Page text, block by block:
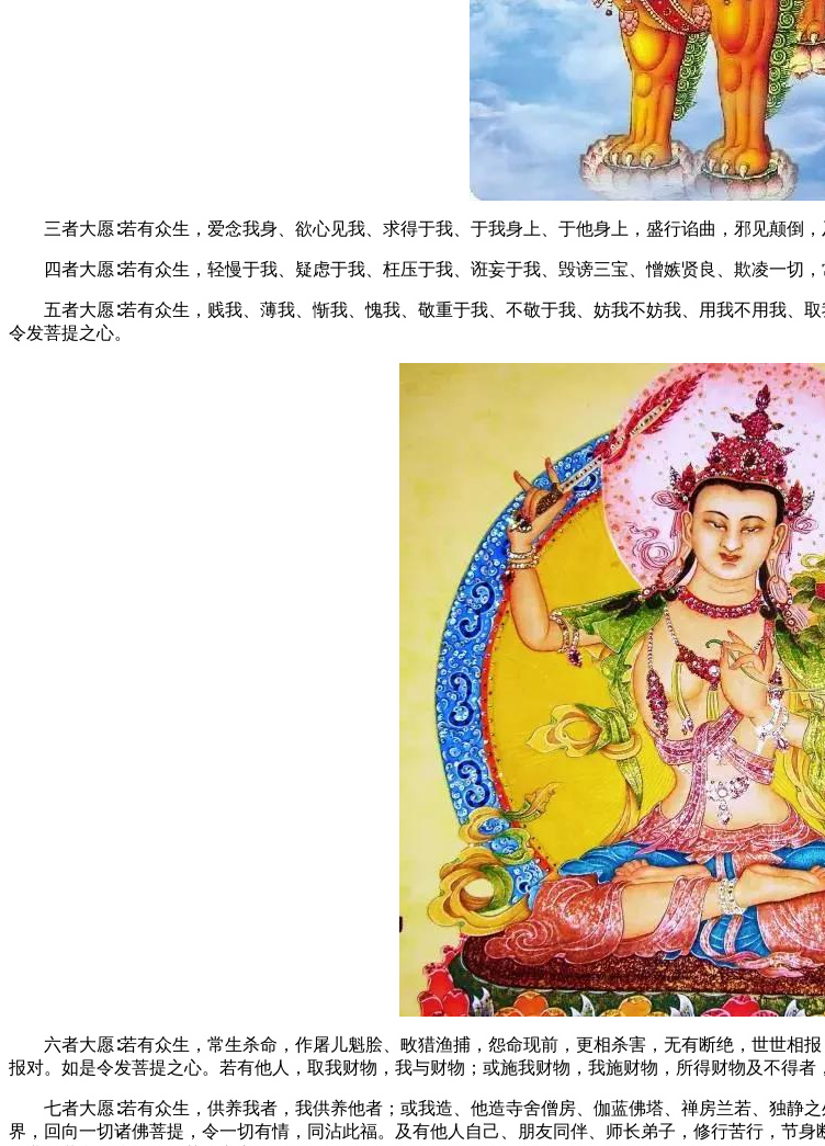
三者大愿∶若有众生，爱念我身、欲心见我、求得于我、于我身上、于他身上，盛行谄曲，邪见颠倒
四者大愿∶若有众生，轻慢于我、疑虑于我、枉压于我、诳妄于我、毁谤三宝、憎嫉贤良、欺凌一切
五者大愿∶若有众生，贱我、薄我、惭我、愧我、敬重于我、不敬于我、妨我不妨我、用我不用我、
令发菩提之心。
六者大愿∶若有众生，常生杀命，作屠儿魁脍、畋猎渔捕，怨命现前，更相杀害，无有断绝，世世相
报对。如是令发菩提之心。若有他人，取我财物，我与财物；或施我财物，我施财物，所得财物及不得
七者大愿∶若有众生，供养我者，我供养他者；或我造、他造寺舍僧房、伽蓝佛塔、禅房兰若、独静
界，回向一切诸佛菩提，令一切有情，同沾此福。及有他人自己、朋友同伴、师长弟子，修行苦行，节